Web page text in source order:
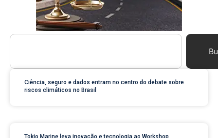
Ciência, seguro e dados entram no centro do debate sobre
riscos climáticos no Brasil